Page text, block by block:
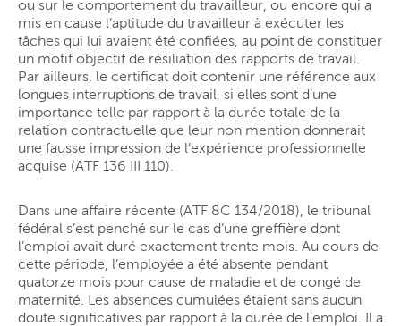
ou sur le comportement du travailleur, ou encore qui a
mis en cause l’aptitude du travailleur à exécuter les
tâches qui lui avaient été confiées, au point de constituer
un motif objectif de résiliation des rapports de travail.
Par ailleurs, le certificat doit contenir une référence aux
longues interruptions de travail, si elles sont d’une
importance telle par rapport à la durée totale de la
relation contractuelle que leur non mention donnerait
une fausse impression de l’expérience professionnelle
acquise (ATF 136 III 110).
Dans une affaire récente (ATF 8C 134/2018), le tribunal
fédéral s’est penché sur le cas d’une greffière dont
l’emploi avait duré exactement trente mois. Au cours de
cette période, l’employée a été absente pendant
quatorze mois pour cause de maladie et de congé de
maternité. Les absences cumulées étaient sans aucun
doute significatives par rapport à la durée de l’emploi. Il a